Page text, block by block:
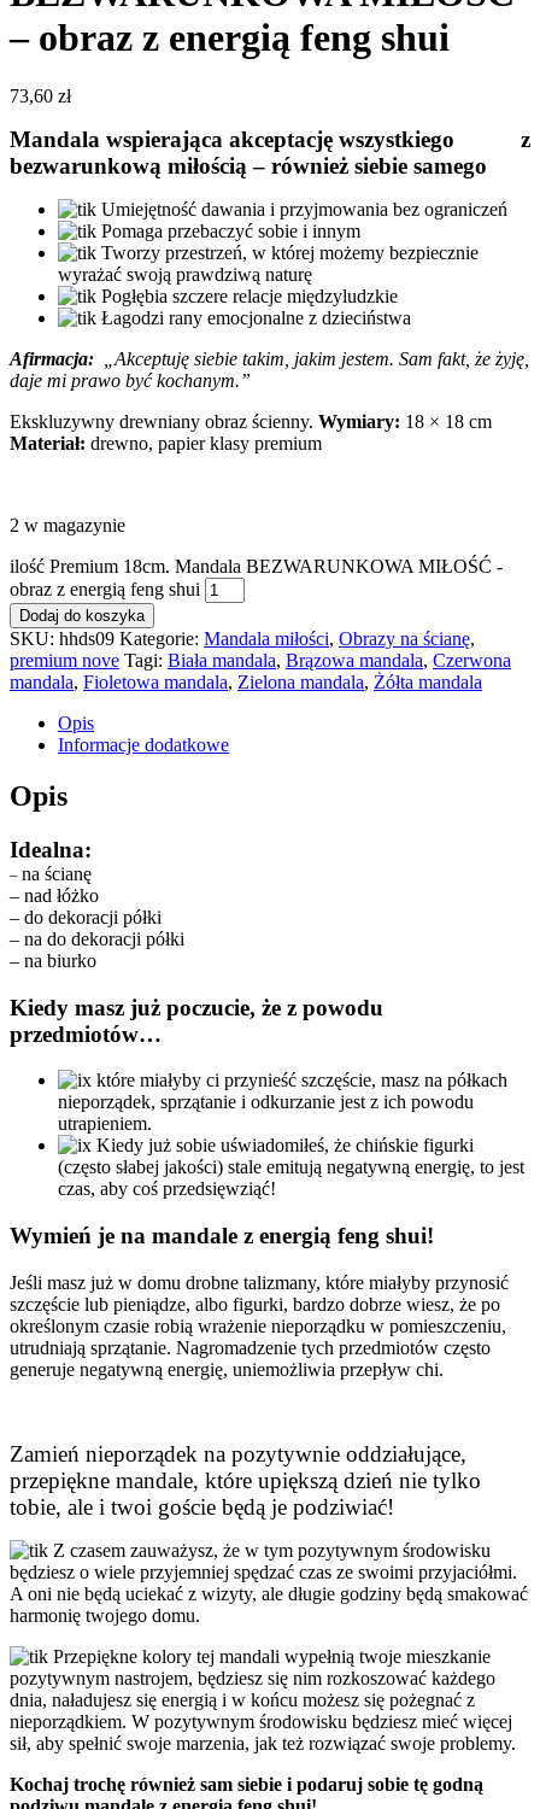
– obraz z energią feng shui
73,60 zł
Mandala wspierająca akceptację wszystkiego z
bezwarunkową miłością – również siebie samego
Umiejętność dawania i przyjmowania bez ograniczeń
Pomaga przebaczyć sobie i innym
Tworzy przestrzeń, w której możemy bezpiecznie
wyrażać swoją prawdziwą naturę
Pogłębia szczere relacje międzyludzkie
Łagodzi rany emocjonalne z dzieciństwa
Afirmacja: „Akceptuję siebie takim, jakim jestem. Sam fakt, że żyję,
daje mi prawo być kochanym.”
Ekskluzywny drewniany obraz ścienny. Wymiary: 18 × 18 cm
Materiał: drewno, papier klasy premium
2 w magazynie
ilość Premium 18cm. Mandala BEZWARUNKOWA MIŁOŚĆ -
obraz z energią feng shui
Dodaj do koszyka
SKU: hhds09 Kategorie: Mandala miłości, Obrazy na ścianę,
premium nove Tagi: Biała mandala, Brązowa mandala, Czerwona
mandala, Fioletowa mandala, Zielona mandala, Żółta mandala
Opis
Informacje dodatkowe
Opis
Idealna:
– na ścianę
– nad łóżko
– do dekoracji półki
– na do dekoracji półki
– na biurko
Kiedy masz już poczucie, że z powodu
przedmiotów…
które miałyby ci przynieść szczęście, masz na półkach
nieporządek, sprzątanie i odkurzanie jest z ich powodu
utrapieniem.
Kiedy już sobie uświadomiłeś, że chińskie figurki
(często słabej jakości) stale emitują negatywną energię, to jest
czas, aby coś przedsięwziąć!
Wymień je na mandale z energią feng shui!
Jeśli masz już w domu drobne talizmany, które miałyby przynosić
szczęście lub pieniądze, albo figurki, bardzo dobrze wiesz, że po
określonym czasie robią wrażenie nieporządku w pomieszczeniu,
utrudniają sprzątanie. Nagromadzenie tych przedmiotów często
generuje negatywną energię, uniemożliwia przepływ chi.
Zamień nieporządek na pozytywnie oddziałujące,
przepiękne mandale, które upiększą dzień nie tylko
tobie, ale i twoi goście będą je podziwiać!
Z czasem zauważysz, że w tym pozytywnym środowisku
będziesz o wiele przyjemniej spędzać czas ze swoimi przyjaciółmi.
A oni nie będą uciekać z wizyty, ale długie godziny będą smakować
harmonię twojego domu.
Przepiękne kolory tej mandali wypełnią twoje mieszkanie
pozytywnym nastrojem, będziesz się nim rozkoszować każdego
dnia, naładujesz się energią i w końcu możesz się pożegnać z
nieporządkiem. W pozytywnym środowisku będziesz mieć więcej
sił, aby spełnić swoje marzenia, jak też rozwiązać swoje problemy.
Kochaj trochę również sam siebie i podaruj sobie tę godną